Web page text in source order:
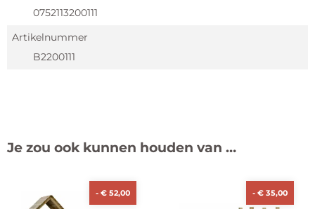
0752113200111
Artikelnummer
B2200111
Je zou ook kunnen houden van …
-€ 52,00 -€ 35,00